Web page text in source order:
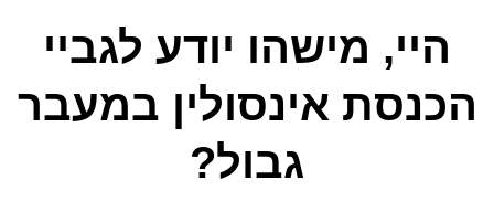
היי, מישהו יודע לגביי
הכנסת אינסולין במעבר
גבול?